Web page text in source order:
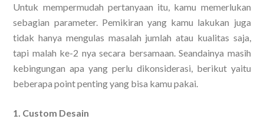
Untuk mempermudah pertanyaan itu, kamu memerlukan
sebagian parameter. Pemikiran yang kamu lakukan juga
tidak hanya mengulas masalah jumlah atau kualitas saja,
tapi malah ke-2 nya secara bersamaan. Seandainya masih
kebingungan apa yang perlu dikonsiderasi, berikut yaitu
beberapa point penting yang bisa kamu pakai.
1. Custom Desain